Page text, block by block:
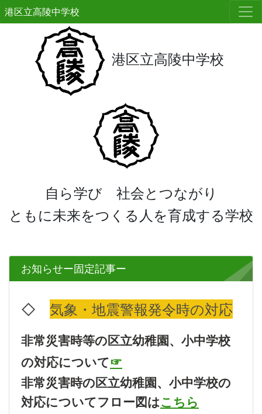
港区立高陵中学校
港区立高陵中学校
自ら学び 社会とつながり
ともに未来をつくる人を育成する学校
お知らせー固定記事ー
◇ 気象・地震警報発令時の対応
非常災害時等の区立幼稚園、小中学校
の対応について☞
非常災害時の区立幼稚園、小中学校の
対応についてフロー図はこちら